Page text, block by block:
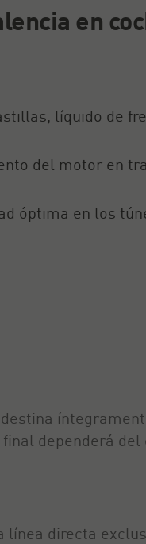
en
líquido de
del motor en
óptima en los
dependerá del
línea directa